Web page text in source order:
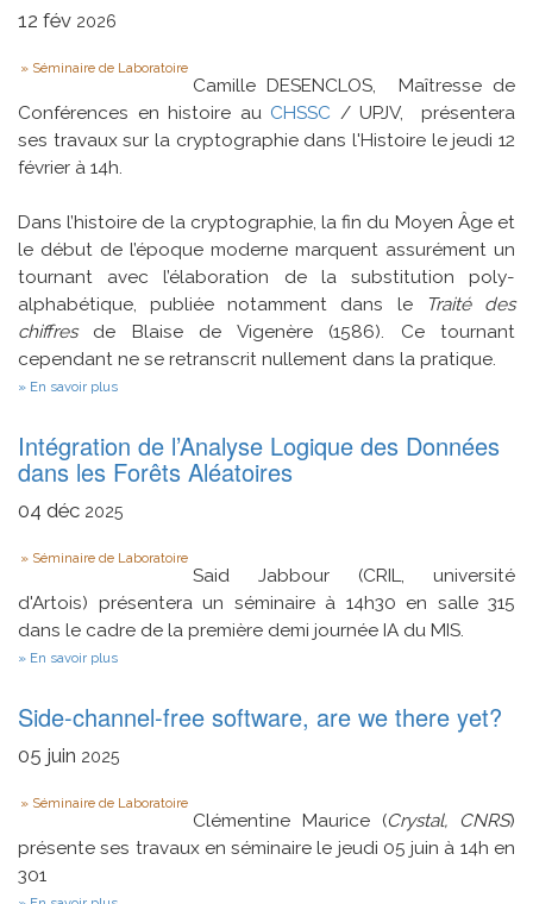
12 fév 2026
Type
Séminaire de Laboratoire
Camille DESENCLOS, Maîtresse de
Conférences en histoire au CHSSC / UPJV, présentera
ses travaux sur la cryptographie dans l'Histoire le jeudi 12
février à 14h.
Dans l’histoire de la cryptographie, la fin du Moyen Âge et
le début de l’époque moderne marquent assurément un
tournant avec l’élaboration de la substitution poly-
alphabétique, publiée notamment dans le
Traité des
chiffresde Blaise de Vigenère (1586). Ce tournant
cependant ne se retranscrit nullement dans la pratique.
En savoir plus
pas
si
simple
pratiques
systèmes
en
France
siècles
Intégration de l’Analyse Logique des Données
dans les Forêts Aléatoires
04 déc 2025
Type
Séminaire de Laboratoire
Said Jabbour (CRIL, université
d'Artois) présentera un séminaire à 14h30 en salle 315
dans le cadre de la première demi journée IA du MIS.
En savoir plus
l’Analyse
Logique
des
Données
les
Aléatoires
Side-channel-free software, are we there yet?
05 juin 2025
Type
Séminaire de Laboratoire
Clémentine Maurice (Crystal, CNRS)
présente ses travaux en séminaire le jeudi 05 juin à 14h en
301